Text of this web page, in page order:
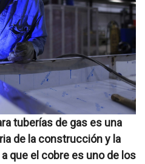
tuberías de gas es una
de la construcción y la
que el cobre es uno de los